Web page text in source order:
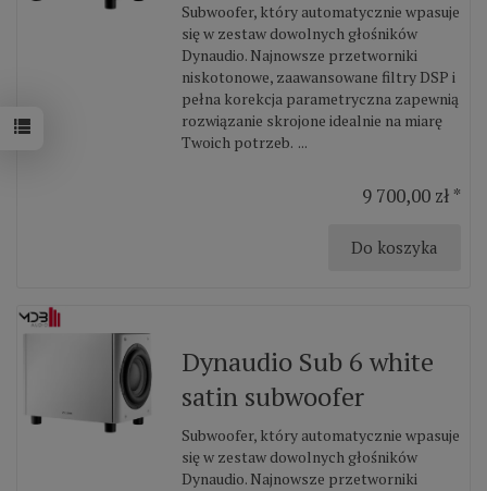
Subwoofer, który automatycznie wpasuje
się w zestaw dowolnych głośników
Dynaudio. Najnowsze przetworniki
niskotonowe, zaawansowane filtry DSP i
pełna korekcja parametryczna zapewnią
rozwiązanie skrojone idealnie na miarę
Twoich potrzeb. ...
9 700,00 zł *
Do koszyka
Dynaudio Sub 6 white
satin subwoofer
Subwoofer, który automatycznie wpasuje
się w zestaw dowolnych głośników
Dynaudio. Najnowsze przetworniki